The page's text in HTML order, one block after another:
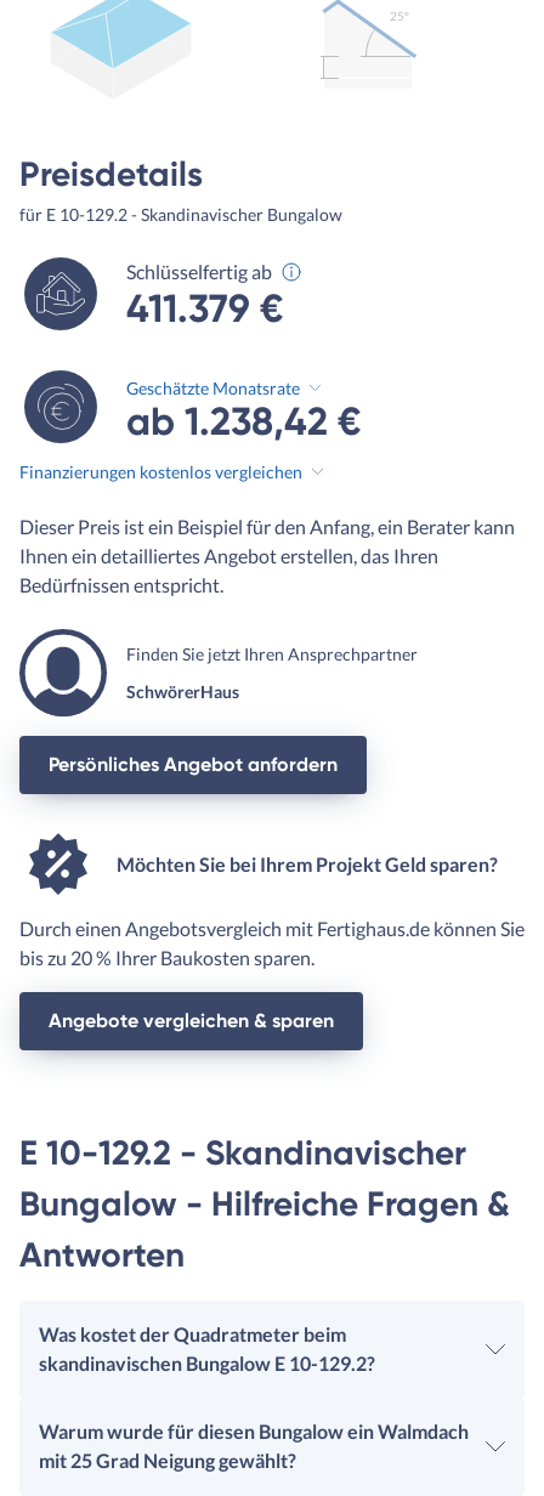
25º
Preisdetails
für E 10-129.2 - Skandinavischer Bungalow
Schlüsselfertig ab
411.379 €
Geschätzte Monatsrate
ab 1.238,42 €
Finanzierungen kostenlos vergleichen
Dieser Preis ist ein Beispiel für den Anfang, ein Berater kann
Ihnen ein detailliertes Angebot erstellen, das Ihren
Bedürfnissen entspricht.
Finden Sie jetzt Ihren Ansprechpartner
SchwörerHaus
Persönliches Angebot anfordern
Möchten Sie bei Ihrem Projekt Geld sparen?
Durch einen Angebotsvergleich mit Fertighaus.de können Sie
bis zu 20 % Ihrer Baukosten sparen.
Angebote vergleichen & sparen
E 10-129.2 - Skandinavischer
Bungalow - Hilfreiche Fragen &
Antworten
Was kostet der Quadratmeter beim
skandinavischen Bungalow E 10-129.2?
Warum wurde für diesen Bungalow ein Walmdach
mit 25 Grad Neigung gewählt?